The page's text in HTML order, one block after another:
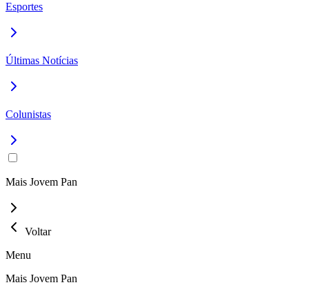
Esportes
Últimas Notícias
Colunistas
Mais Jovem Pan
Voltar
Menu
Mais Jovem Pan